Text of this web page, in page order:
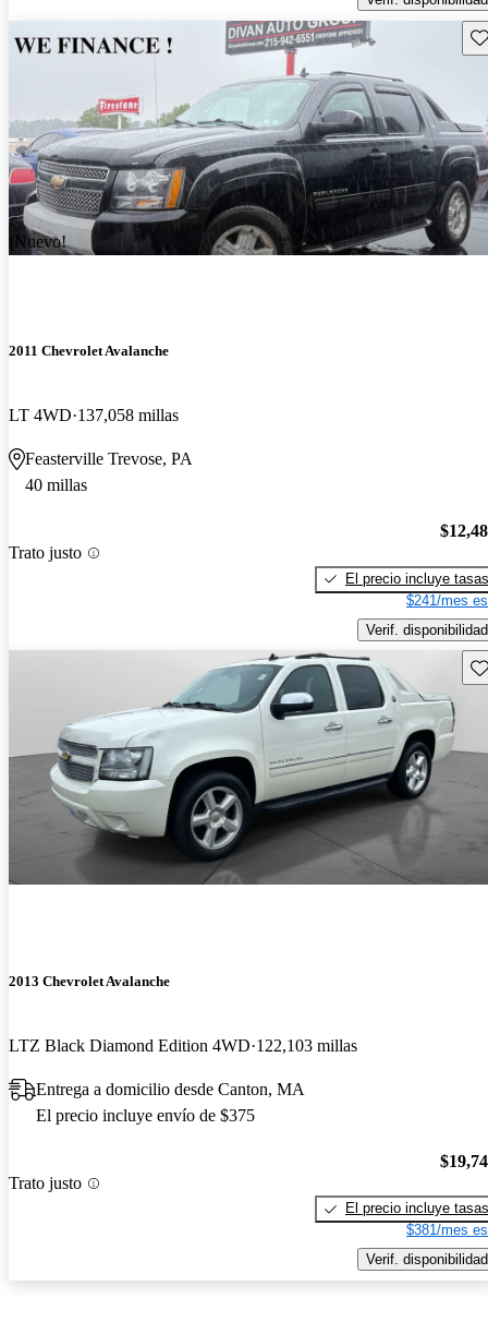
¡Nuevo!
2011 Chevrolet Avalanche
LT 4WD 137,058 millas
Feasterville Trevose, PA
40 millas
Trato justo
El precio incluye tasas
$241/mes
Verif. disponibilidad
2013 Chevrolet Avalanche
LTZ Black Diamond Edition 4WD 122,103 millas
Entrega a domicilio desde Canton, MA
El precio incluye envío de $375
Trato justo
El precio incluye tasas
$381/mes
Verif. disponibilidad